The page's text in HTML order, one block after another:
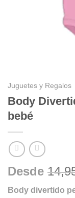
Juguetes y Regalos
Body
bebé
Desde
Body divertido